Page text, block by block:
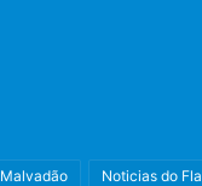
Malvadão Noticias do Fla